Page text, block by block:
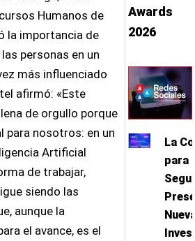
Humanos de
la importancia de
personas en un
más influenciado
afirmó: «Este
de orgullo porque
para nosotros: en un
Artificial
de trabajar,
siendo las
aunque la
el avance, es el
Awards
2026
La
para